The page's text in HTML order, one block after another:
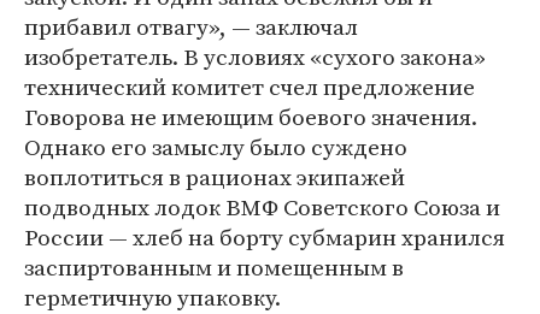
прибавил отвагу», — заключал
изобретатель. В условиях «сухого закона»
технический комитет счел предложение
Говорова не имеющим боевого значения.
Однако его замыслу было суждено
воплотиться в рационах экипажей
подводных лодок ВМФ Советского Союза и
России — хлеб на борту субмарин хранился
заспиртованным и помещенным в
герметичную упаковку.